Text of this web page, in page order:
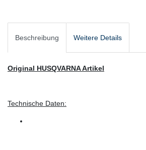
Beschreibung Weitere Details
Original HUSQVARNA Artikel
Technische Daten: